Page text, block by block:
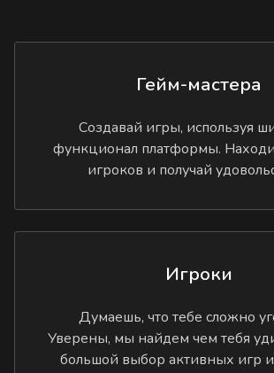
Гейм-мастера
Создавай игры, используя
функционал платформы.
игроков и получай
Игроки
Думаешь, что тебе сложно
Уверены, мы найдем чем тебя
большой выбор активных игр